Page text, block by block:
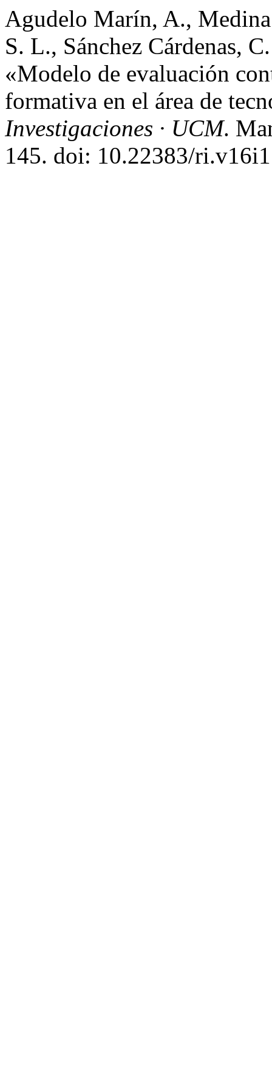
Agudelo Marín, A.,
S. L., Sánchez Cárdenas,
«Modelo de evaluación
formativa en el área de
Investigaciones · UCM.
145. doi: 10.22383/